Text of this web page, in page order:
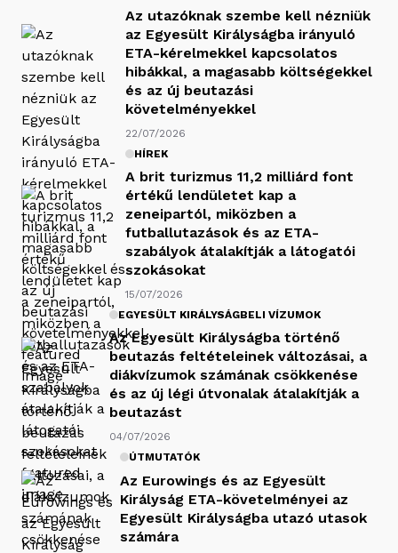
Az utazóknak szembe kell nézniük
az Egyesült Királyságba irányuló
ETA-kérelmekkel kapcsolatos
hibákkal, a magasabb költségekkel
és az új beutazási
követelményekkel
22/07/2026
HÍREK
A brit turizmus 11,2 milliárd font
értékű lendületet kap a
zeneipartól, miközben a
futballutazások és az ETA-
szabályok átalakítják a látogatói
szokásokat
15/07/2026
EGYESÜLT KIRÁLYSÁGBELI VÍZUMOK
Az Egyesült Királyságba történő
beutazás feltételeinek változásai, a
diákvízumok számának csökkenése
és az új légi útvonalak átalakítják a
beutazást
04/07/2026
ÚTMUTATÓK
Az Eurowings és az Egyesült
Királyság ETA-követelményei az
Egyesült Királyságba utazó utasok
számára